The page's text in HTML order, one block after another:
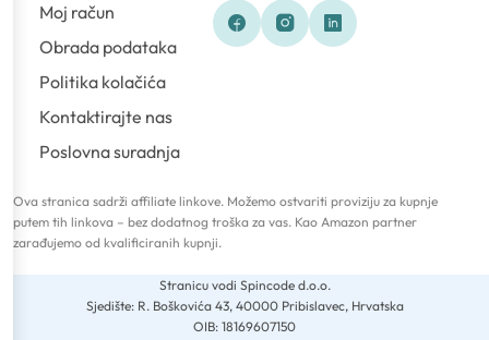
Moj račun
Obrada podataka
Politika kolačića
Kontaktirajte nas
Poslovna suradnja
Ova stranica sadrži affiliate linkove. Možemo ostvariti proviziju za kupnje
putem tih linkova – bez dodatnog troška za vas. Kao Amazon partner
zarađujemo od kvalificiranih kupnji.
Stranicu vodi Spincode d.o.o.
Sjedište: R. Boškovića 43, 40000 Pribislavec, Hrvatska
OIB: 18169607150